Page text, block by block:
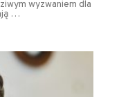
wyzwaniem dla
…